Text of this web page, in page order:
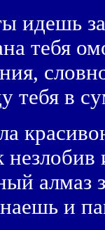
идешь
тебя
тебя в
алмаз
и